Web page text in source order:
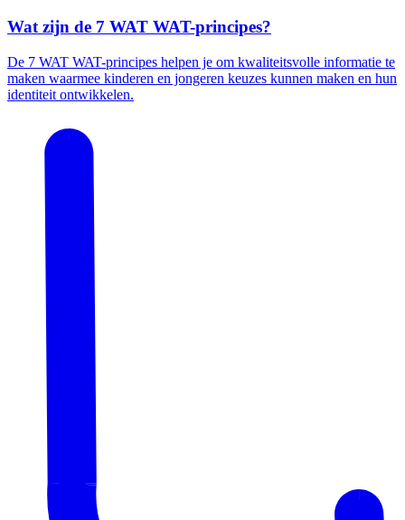
Wat zijn de 7 WAT WAT-principes?
De 7 WAT WAT-principes helpen je om kwaliteitsvolle informatie te
maken waarmee kinderen en jongeren keuzes kunnen maken en hun
identiteit ontwikkelen.